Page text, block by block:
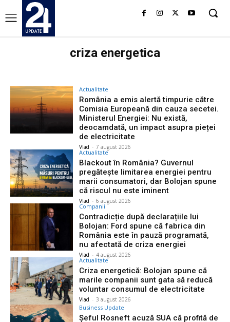
criza energetica
Actualitate
România a emis alertă timpurie către
Comisia Europeană din cauza secetei.
Ministerul Energiei: Nu există,
deocamdată, un impact asupra pieței
de electricitate
Vlad - 7 august 2026
Actualitate
Blackout în România? Guvernul
pregătește limitarea energiei pentru
marii consumatori, dar Bolojan spune
că riscul nu este iminent
Vlad - 6 august 2026
Companii
Contradicție după declarațiile lui
Bolojan: Ford spune că fabrica din
România este în pauză programată,
nu afectată de criza energiei
Vlad - 4 august 2026
Actualitate
Criza energetică: Bolojan spune că
marile companii sunt gata să reducă
voluntar consumul de electricitate
Vlad - 3 august 2026
Business Update
Șeful Rosneft acuză SUA că profită de